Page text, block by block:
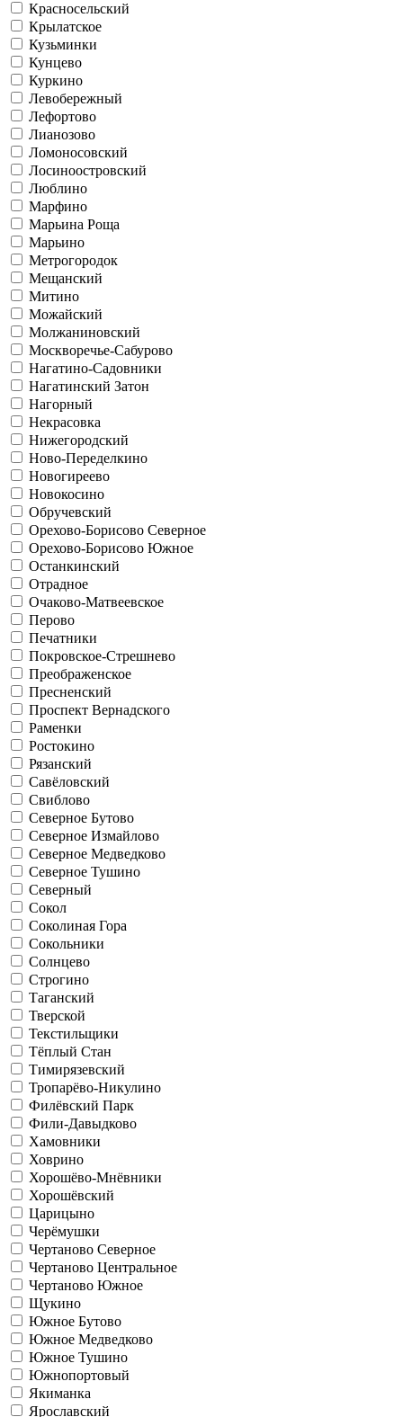
Красносельский
Крылатское
Кузьминки
Кунцево
Куркино
Левобережный
Лефортово
Лианозово
Ломоносовский
Лосиноостровский
Люблино
Марфино
Марьина Роща
Марьино
Метрогородок
Мещанский
Митино
Можайский
Молжаниновский
Москворечье-Сабурово
Нагатино-Садовники
Нагатинский Затон
Нагорный
Некрасовка
Нижегородский
Ново-Переделкино
Новогиреево
Новокосино
Обручевский
Орехово-Борисово Северное
Орехово-Борисово Южное
Останкинский
Отрадное
Очаково-Матвеевское
Перово
Печатники
Покровское-Стрешнево
Преображенское
Пресненский
Проспект Вернадского
Раменки
Ростокино
Рязанский
Савёловский
Свиблово
Северное Бутово
Северное Измайлово
Северное Медведково
Северное Тушино
Северный
Сокол
Соколиная Гора
Сокольники
Солнцево
Строгино
Таганский
Тверской
Текстильщики
Тёплый Стан
Тимирязевский
Тропарёво-Никулино
Филёвский Парк
Фили-Давыдково
Хамовники
Ховрино
Хорошёво-Мнёвники
Хорошёвский
Царицыно
Черёмушки
Чертаново Северное
Чертаново Центральное
Чертаново Южное
Щукино
Южное Бутово
Южное Медведково
Южное Тушино
Южнопортовый
Якиманка
Ярославский